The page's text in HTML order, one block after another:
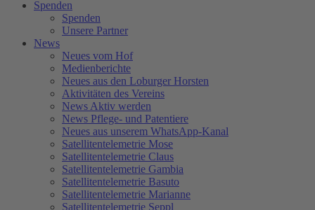
Spenden
Spenden
Unsere Partner
News
Neues vom Hof
Medienberichte
Neues aus den Loburger Horsten
Aktivitäten des Vereins
News Aktiv werden
News Pflege- und Patentiere
Neues aus unserem WhatsApp-Kanal
Satellitentelemetrie Mose
Satellitentelemetrie Claus
Satellitentelemetrie Gambia
Satellitentelemetrie Basuto
Satellitentelemetrie Marianne
Satellitentelemetrie Seppl